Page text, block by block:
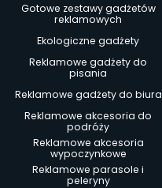
Gotowe zestawy gadżetów
reklamowych
Ekologiczne gadżety
Reklamowe gadżety do
pisania
Reklamowe gadżety do biura
Reklamowe akcesoria do
podróży
Reklamowe akcesoria
wypoczynkowe
Reklamowe parasole i
peleryny